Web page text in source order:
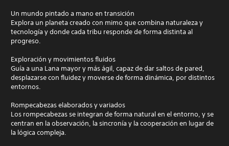
Un mundo pintado a mano en transición
Explora un planeta creado con mimo que combina naturaleza y
tecnología y donde cada tribu responde de forma distinta al
progreso.
Exploración y movimientos fluidos
Guía a una Lana mayor y más ágil, capaz de dar saltos de pared,
desplazarse con fluidez y moverse de forma dinámica, por distintos
entornos.
Rompecabezas elaborados y variados
Los rompecabezas se integran de forma natural en el entorno, y se
centran en la observación, la sincronía y la cooperación en lugar de
la lógica compleja.